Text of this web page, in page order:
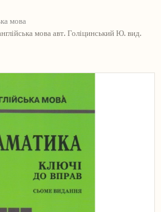
мова
мова авт. Голіцинський Ю. вид.